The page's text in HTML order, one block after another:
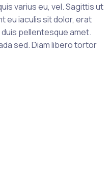
varius eu, vel. Sagittis ut
eu iaculis sit dolor, erat
pellentesque amet.
sed. Diam libero tortor